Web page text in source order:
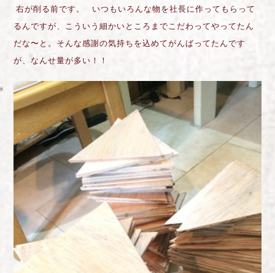
右が削る前です。 いつもいろんな物を社長に作ってもらって
るんですが、こういう細かいところまでこだわってやってたん
だな〜と。そんな感謝の気持ちを込めてがんばってたんです
が、なんせ量が多い！！